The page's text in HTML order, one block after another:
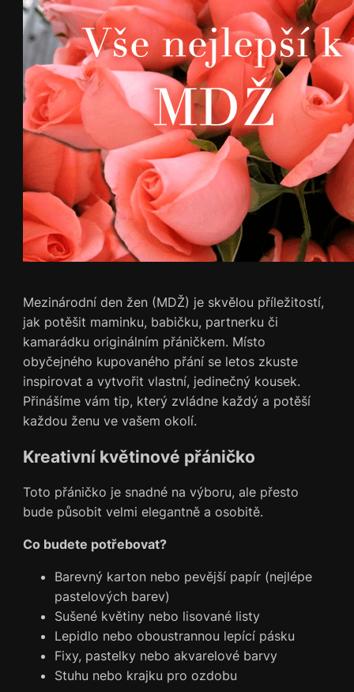
Mezinárodní den žen (MDŽ) je skvělou příležitostí,
jak potěšit maminku, babičku, partnerku či
kamarádku originálním přáničkem. Místo
obyčejného kupovaného přání se letos zkuste
inspirovat a vytvořit vlastní, jedinečný kousek.
Přinášíme vám tip, který zvládne každý a potěší
každou ženu ve vašem okolí.
Kreativní květinové přáničko
Toto přáničko je snadné na výboru, ale přesto
bude působit velmi elegantně a osobitě.
Co budete potřebovat?
Barevný karton nebo pevější papír (nejlépe
pastelových barev)
Sušené květiny nebo lisované listy
Lepidlo nebo oboustrannou lepící pásku
Fixy, pastelky nebo akvarelové barvy
Stuhu nebo krajku pro ozdobu